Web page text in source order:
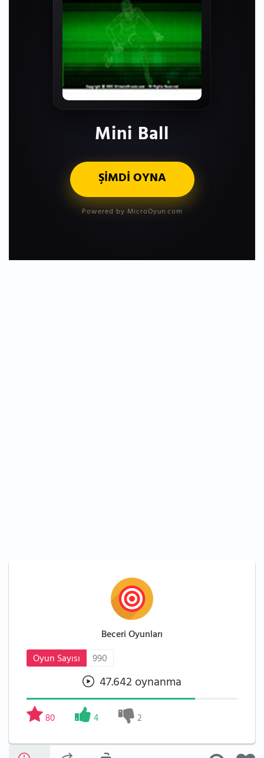
Mini Ball
ŞİMDİ OYNA
Powered by MicroOyun.com
Beceri Oyunları
Oyun Sayısı
990
47.642 oynanma
80 4 2